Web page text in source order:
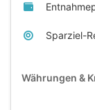
Sparziel-
Währungen &